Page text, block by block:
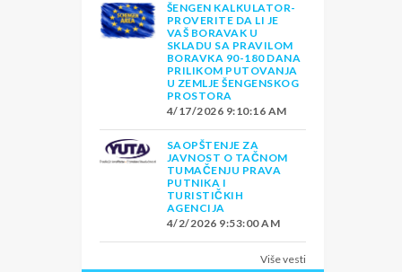
ŠENGEN KALKULATOR-
PROVERITE DA LI JE
VAŠ BORAVAK U
SKLADU SA PRAVILOM
BORAVKA 90-180 DANA
PRILIKOM PUTOVANJA
U ZEMLJE ŠENGENSKOG
PROSTORA
4/17/2026 9:10:16 AM
SAOPŠTENJE ZA
JAVNOST O TAČNOM
TUMAČENJU PRAVA
PUTNIKA I
TURISTIČKIH
AGENCIJA
4/2/2026 9:53:00 AM
Više vesti